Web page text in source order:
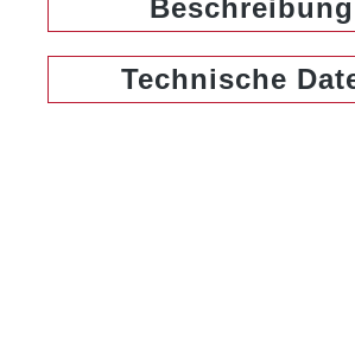
Beschreibung
Technische